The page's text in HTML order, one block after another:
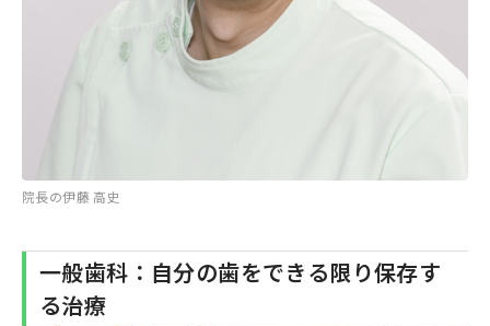
院長の伊藤 高史
一般歯科：自分の歯をできる限り保存す
る治療